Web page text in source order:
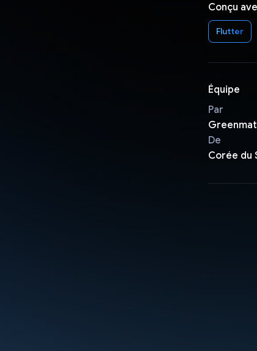
Conçu
Flutter
Équipe
Par
De
Corée du